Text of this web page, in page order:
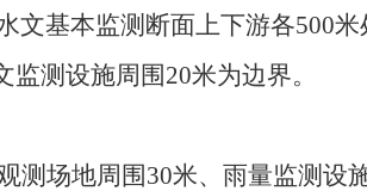
文基本监测断面上下游各500米
监测设施周围20米为边界。
测 场地周围30米、雨量监测设